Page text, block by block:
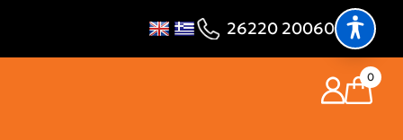
26220 20060
0